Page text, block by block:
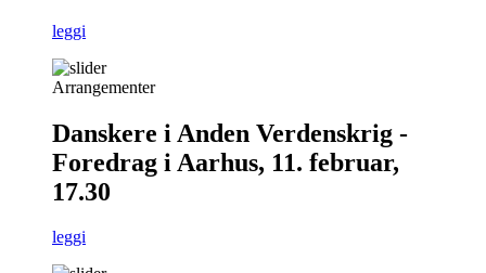
leggi
Arrangementer
Danskere i Anden Verdenskrig -
Foredrag i Aarhus, 11. februar,
17.30
leggi